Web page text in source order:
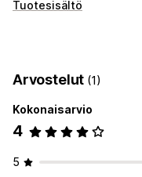
Tuotesisältö
Vaihtoehtoinen teksti
Kokoelmien kuvaukset
Sisällöntuotanto
Arvostelut (1)
Kokonaisarvio
4
5